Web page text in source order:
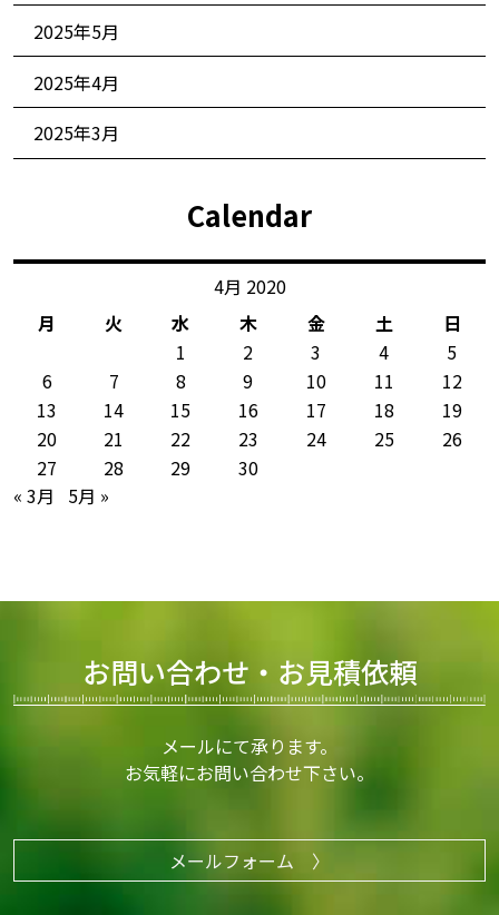
2025年5月
2025年4月
2025年3月
Calendar
4月 2020
月
火 水 木 金 土
日
1
2 3 4
5
6
7 8 9 10 11
12
13
14 15 16 17 18
19
20
21 22 23 24 25
26
27
28 29
30
« 3月
5月 »
お問い合わせ・お見積依頼
メールにて承ります。
お気軽にお問い合わせ下さい。
メールフォーム 〉